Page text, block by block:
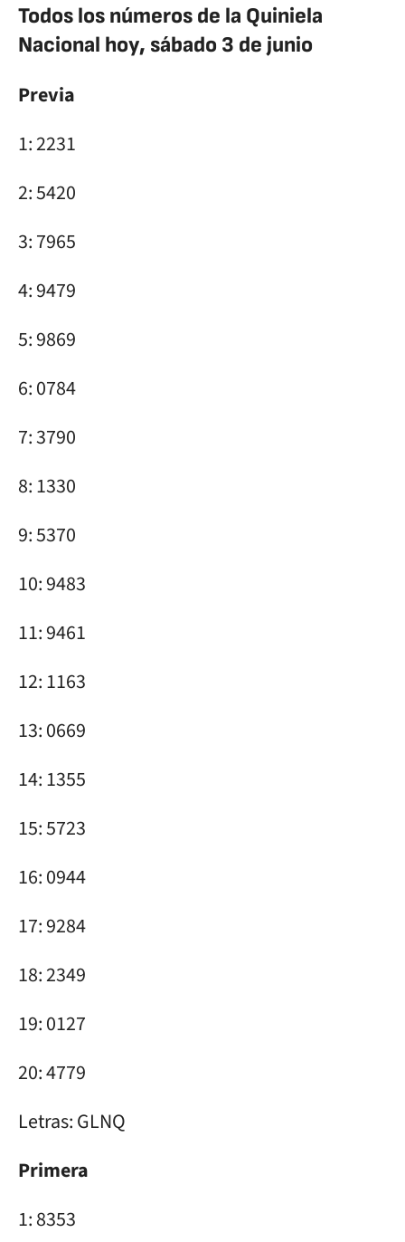
Todos los números de la Quiniela
Nacional hoy, sábado 3 de junio
Previa
1: 2231
2: 5420
3: 7965
4: 9479
5: 9869
6: 0784
7: 3790
8: 1330
9: 5370
10: 9483
11: 9461
12: 1163
13: 0669
14: 1355
15: 5723
16: 0944
17: 9284
18: 2349
19: 0127
20: 4779
Letras: GLNQ
Primera
1: 8353